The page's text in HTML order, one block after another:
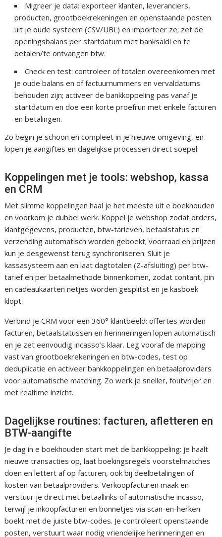
Migreer je data: exporteer klanten, leveranciers,
producten, grootboekrekeningen en openstaande posten
uit je oude systeem (CSV/UBL) en importeer ze; zet de
openingsbalans per startdatum met banksaldi en te
betalen/te ontvangen btw.
Check en test: controleer of totalen overeenkomen met
je oude balans en of factuurnummers en vervaldatums
behouden zijn; activeer de bankkoppeling pas vanaf je
startdatum en doe een korte proefrun met enkele facturen
en betalingen.
Zo begin je schoon en compleet in je nieuwe omgeving, en
lopen je aangiftes en dagelijkse processen direct soepel.
Koppelingen met je tools: webshop, kassa
en CRM
Met slimme koppelingen haal je het meeste uit e boekhouden
en voorkom je dubbel werk. Koppel je webshop zodat orders,
klantgegevens, producten, btw-tarieven, betaalstatus en
verzending automatisch worden geboekt; voorraad en prijzen
kun je desgewenst terug synchroniseren. Sluit je
kassasysteem aan en laat dagtotalen (Z-afsluiting) per btw-
tarief en per betaalmethode binnenkomen, zodat contant, pin
en cadeaukaarten netjes worden gesplitst en je kasboek
klopt.
Verbind je CRM voor een 360° klantbeeld: offertes worden
facturen, betaalstatussen en herinneringen lopen automatisch
en je zet eenvoudig incasso’s klaar. Leg vooraf de mapping
vast van grootboekrekeningen en btw-codes, test op
deduplicatie en activeer bankkoppelingen en betaalproviders
voor automatische matching. Zo werk je sneller, foutvrijer en
met realtime inzicht.
Dagelijkse routines: facturen, afletteren en
BTW-aangifte
Je dag in e boekhouden start met de bankkoppeling: je haalt
nieuwe transacties op, laat boekingsregels voorstelmatches
doen en lettert af op facturen, ook bij deelbetalingen of
kosten van betaalproviders. Verkoopfacturen maak en
verstuur je direct met betaallinks of automatische incasso,
terwijl je inkoopfacturen en bonnetjes via scan-en-herken
boekt met de juiste btw-codes. Je controleert openstaande
posten, verstuurt waar nodig vriendelijke herinneringen en